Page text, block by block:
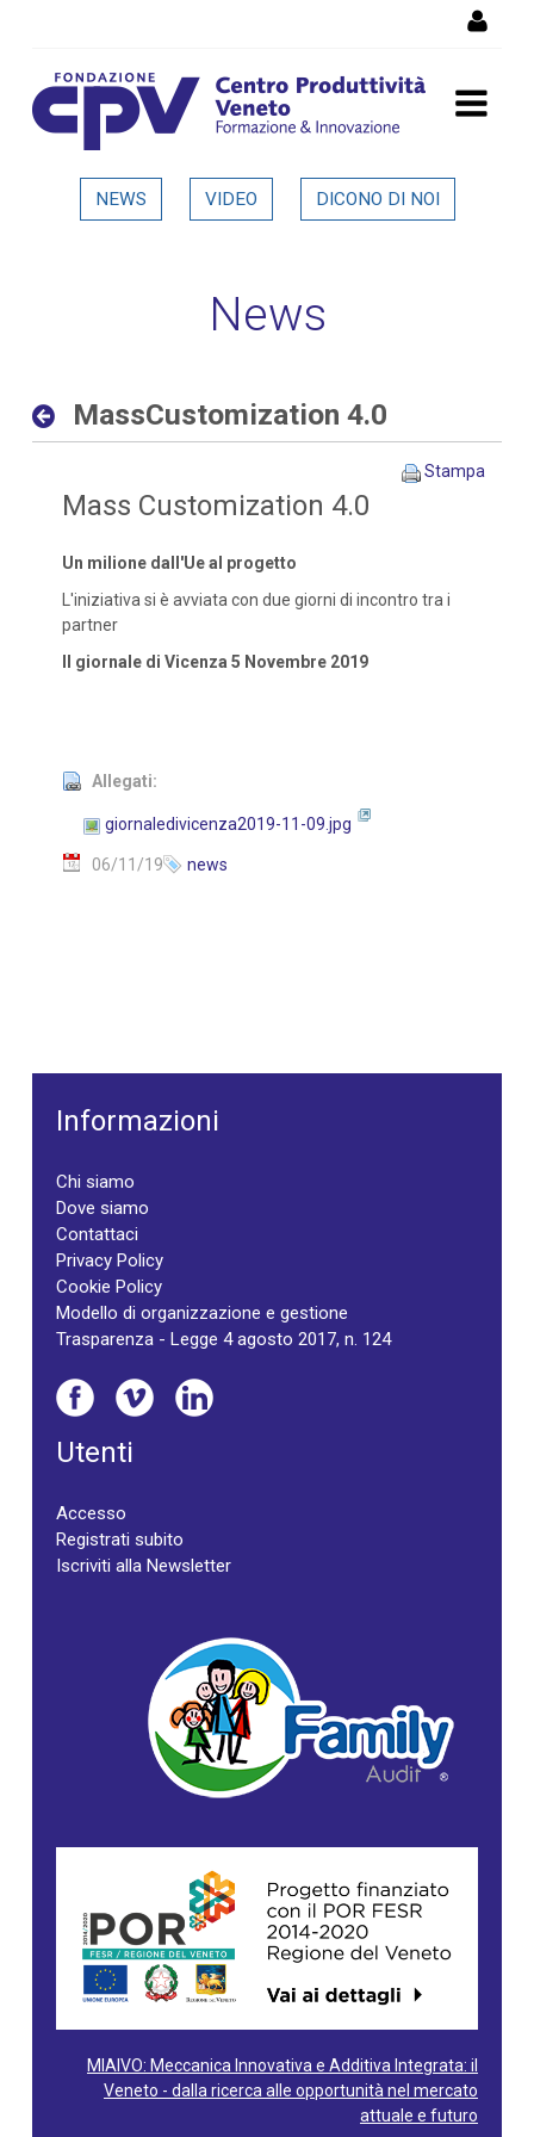
MassCustomization 4.0 -
NEWS VIDEO DICONO DI NOI
News
MassCustomization 4.0
Stampa
Mass Customization 4.0
Un milione dall'Ue al progetto
L'iniziativa si è avviata con due giorni di incontro tra i
partner
Il giornale di Vicenza 5 Novembre 2019
Allegati:
giornaledivicenza2019-11-09.jpg
06/11/19 news
Informazioni
Chi siamo
Dove siamo
Contattaci
Privacy Policy
Cookie Policy
Modello di organizzazione e gestione
Trasparenza - Legge 4 agosto 2017, n. 124
Utenti
Accesso
Registrati subito
Iscriviti alla Newsletter
MIAIVO: Meccanica Innovativa e Additiva Integrata: il
Veneto - dalla ricerca alle opportunità nel mercato
attuale e futuro